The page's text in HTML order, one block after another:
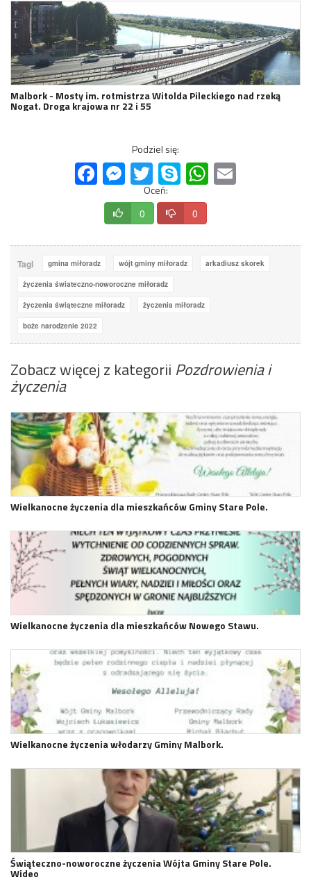
Malbork - Mosty im. rotmistrza Witolda Pileckiego nad rzeką
Nogat. Droga krajowa nr 22 i 55
Podziel się:
FacebookMessenger
Twitter Skype WhatsApp
Oceń:
0 0
Tagi gmina miłoradz wójt gminy miłoradz arkadiusz skorek
życzenia świateczno-noworoczne miłoradz
życzenia świąteczne miłoradz życzenia miłoradz
boże narodzenie 2022
Zobacz więcej z kategorii Pozdrowienia i
życzenia
Wielkanocne życzenia dla mieszkańców Gminy Stare Pole.
Wielkanocne życzenia dla mieszkańców Nowego Stawu.
Wielkanocne życzenia włodarzy Gminy Malbork.
Świąteczno-noworoczne życzenia Wójta Gminy Stare Pole.
Wideo